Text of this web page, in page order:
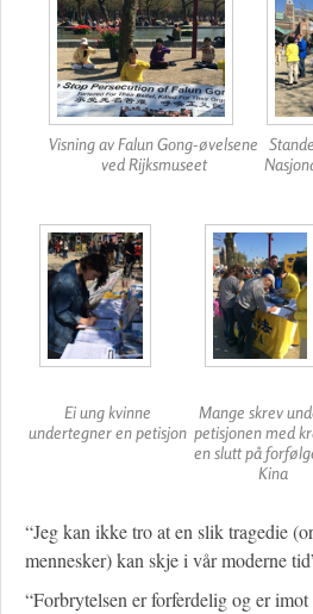
Visning av Falun Gong-øvelsene
ved Rijksmuseet
Ei ung kvinne
undertegner en petisjon
Mange skrev
petisjonen med
en slutt på
Kina
“Jeg kan ikke tro at en slik tragedie
mennesker) kan skje i vår moderne
“Forbrytelsen er forferdelig og er imot